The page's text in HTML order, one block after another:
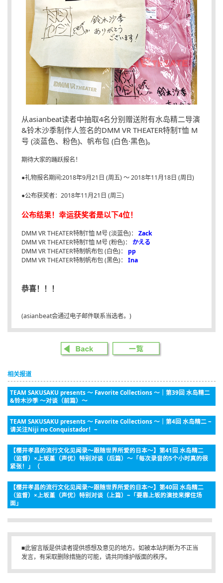
从asianbeat读者中抽取4名分别赠送附有水岛精二导演
&铃木沙季制作人签名的DMM VR THEATER特制T恤 M
号 (淡蓝色、粉色)、帆布包 (白色·黑色)。
期待大家的踊跃报名！
●礼物报名期间:2018年9月21日 (周五) ～ 2018年11月18日 (周日)
●公布获奖者：2018年11月21日 (周三)
公布结果！幸运获奖者是以下4位！
DMM VR THEATER特制T恤 M号 (淡蓝色)：
Zack
DMM VR THEATER特制T恤 M号 (粉色)： かえる
DMM VR THEATER特制帆布包 (白色)： pp
DMM VR THEATER特制帆布包 (黑色)： Ina
恭喜！！！
(asianbeat会通过电子邮件联系当选者。)
相关报道
TEAM SAKUSAKU presents ～ Favorite Collections ～｜第39回 水岛精二
&铃木沙季 ～对谈（前篇）～
TEAM SAKUSAKU presents ～ Favorite Collections ～｜第4回 水岛精二 ~
请关注Niji no Conquistador！~
【樱井孝昌的流行文化见闻录～跟随世界所爱的日本～】第41回 水岛精二
（监督）×上坂堇（声优）特别对谈（后篇）～「每次录音的5个小时真的很
紧张！」（
【樱井孝昌的流行文化见闻录～跟随世界所爱的日本～】第40回 水岛精二
（监督）×上坂堇（声优）特别对谈（上篇）~「要靠上坂的演技来撑住场
面」
■此留言版是供读者提供感想及意见的地方。如被本站判断为不正当
发言，有采取删除措施的可能，请共同维护版面的秩序。